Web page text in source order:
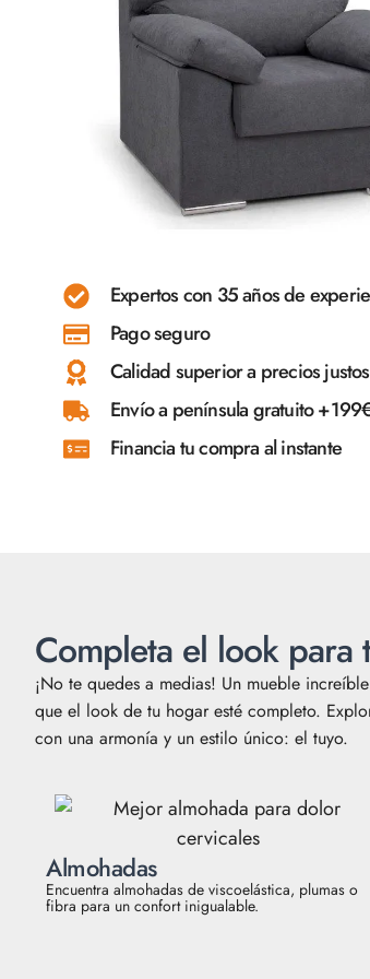
Expertos con 35 años de
Pago seguro
Calidad superior a precios justos
Envío a península gratuito
Financia tu compra al instante
Completa el look para
¡No te quedes a medias! Un mueble
que el look de tu hogar esté completo.
con una armonía y un estilo único: el tuyo.
Almohadas
Encuentra almohadas de viscoelástica, plumas o
fibra para un confort inigualable.